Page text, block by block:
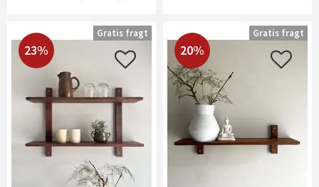
23%
Gratis fragt
20%
Gratis fragt